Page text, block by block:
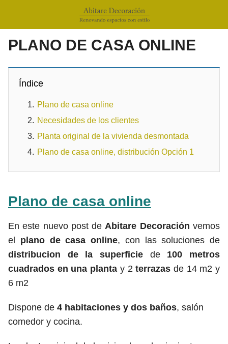
PLANO DE CASA ONLINE
Índice
Plano de casa online
Necesidades de los clientes
Planta original de la vivienda desmontada
Plano de casa online, distribución Opción 1
Plano de casa online
En este nuevo post deAbitare Decoración vemos
el plano de casa online, con las soluciones de
distribucion de la superficie de 100 metros
cuadrados en una planta y 2terrazas de 14 m2 y
6 m2
Dispone de 4 habitaciones y dos baños, salón
comedor y cocina.